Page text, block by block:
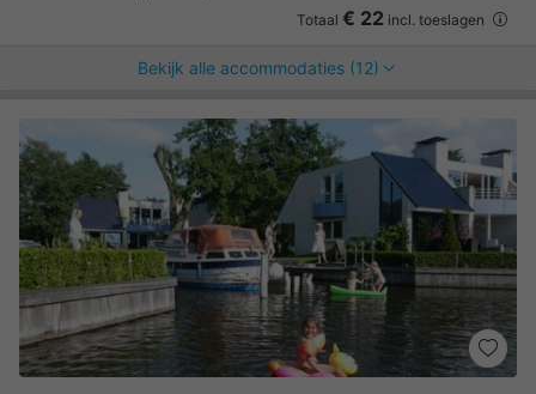
Totaal € 22 incl. toeslagen
Bekijk alle accommodaties (12)